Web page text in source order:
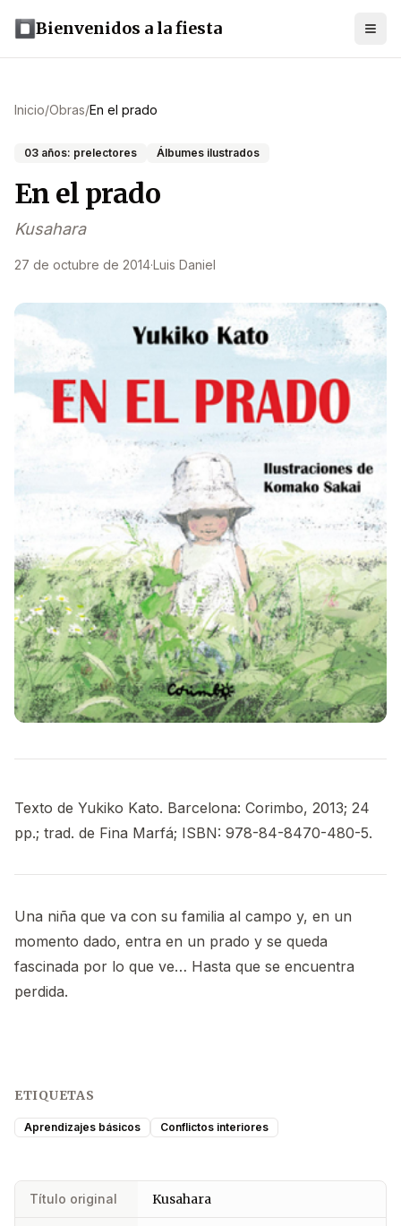
Bienvenidos a la fiesta
Inicio/Obras/En el prado
03 años: prelectores Álbumes ilustrados
En el prado
Kusahara
27 de octubre de 2014·Luis Daniel
Texto de Yukiko Kato. Barcelona: Corimbo, 2013; 24
pp.; trad. de Fina Marfá; ISBN: 978-84-8470-480-5.
Una niña que va con su familia al campo y, en un
momento dado, entra en un prado y se queda
fascinada por lo que ve… Hasta que se encuentra
perdida.
ETIQUETAS
Aprendizajes básicos Conflictos interiores
Título original Kusahara